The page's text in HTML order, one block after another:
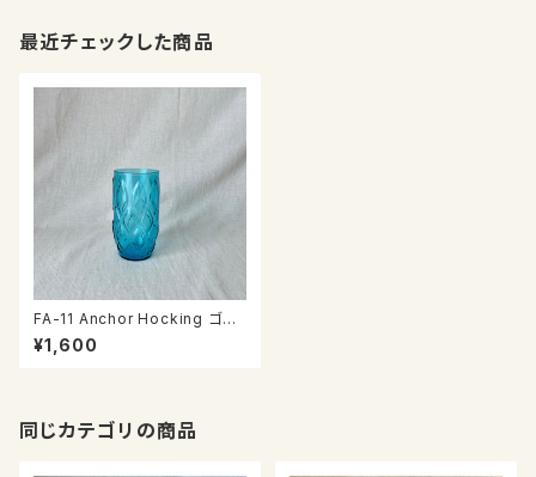
最近チェックした商品
FA-11 Anchor Hocking ゴブ
レット
¥1,600
同じカテゴリの商品